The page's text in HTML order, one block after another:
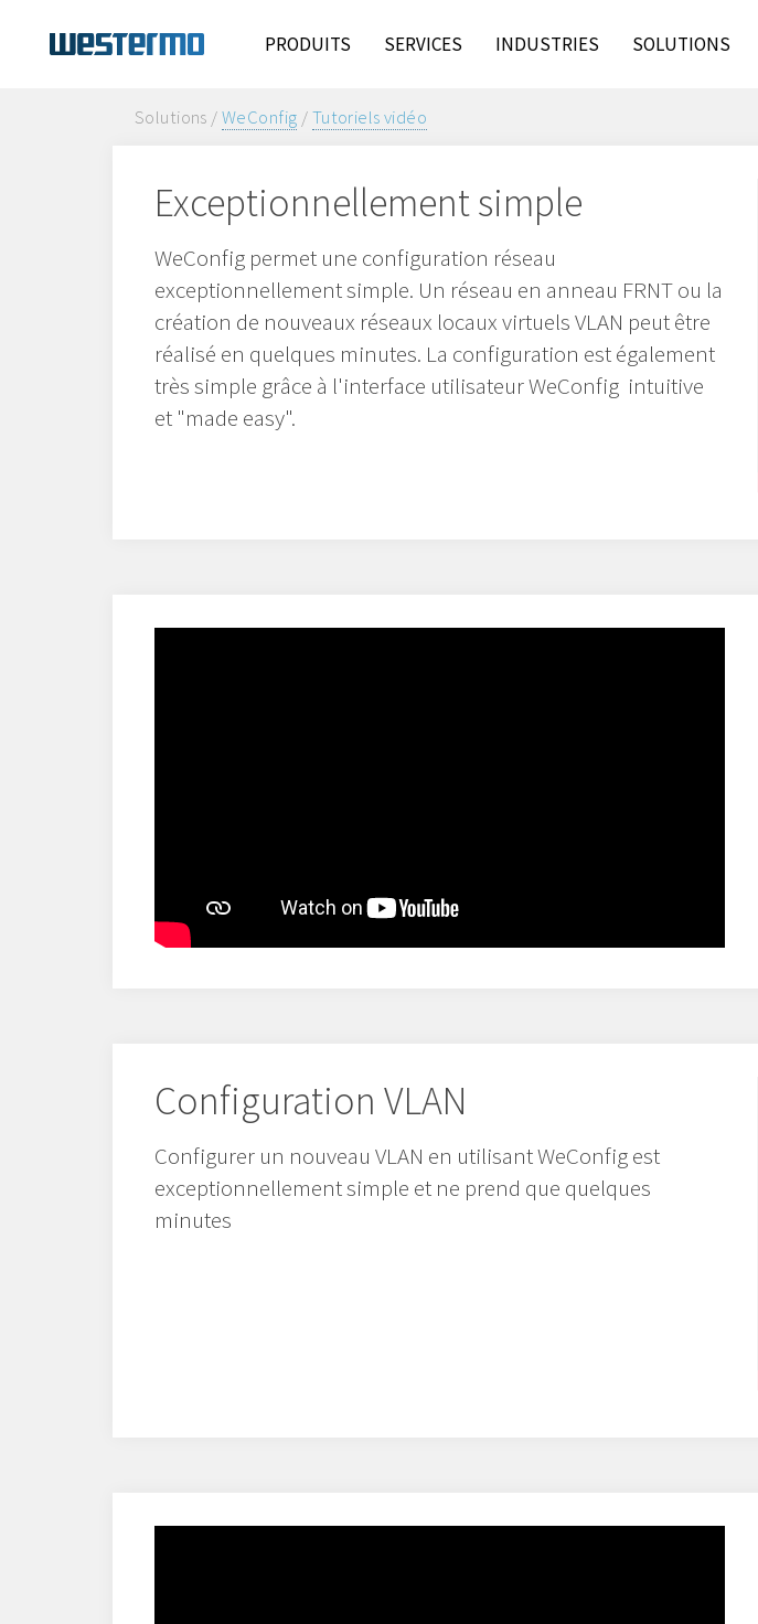
PRODUITS SERVICES INDUSTRIES SOLUTIONS
Solutions /WeConfig /Tutoriels vidéo
Exceptionnellement simple
WeConfig permet une configuration réseau
exceptionnellement simple. Un réseau en anneau FRNT ou la
création de nouveaux réseaux locaux virtuels VLAN peut être
réalisé en quelques minutes. La configuration est également
très simple grâce à l'interface utilisateur WeConfig intuitive
et "made easy".
Configuration VLAN
Configurer un nouveau VLAN en utilisant WeConfig est
exceptionnellement simple et ne prend que quelques
minutes